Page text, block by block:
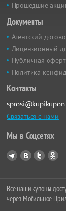
Прошедшие
Документы
Агентский
Лицензионный
Публичная
Политика
Контакты
Связаться с нами
Мы в Соцсетях
Все наши купоны
через Мобильное